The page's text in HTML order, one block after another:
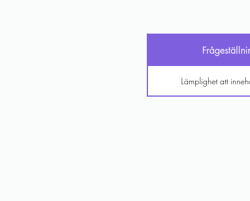
Lämplighet att